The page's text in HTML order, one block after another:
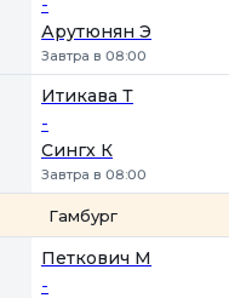
Арутюнян Э
Завтра в 08:00
Итикава Т
-
Сингх К
Завтра в 08:00
Гамбург
Петкович М
-